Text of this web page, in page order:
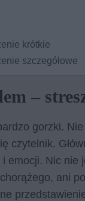
krótkie
szczegółowe
–
gorzki.
czytelnik.
emocji. Nic
ani